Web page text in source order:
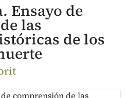
Ensayo de
las
de los